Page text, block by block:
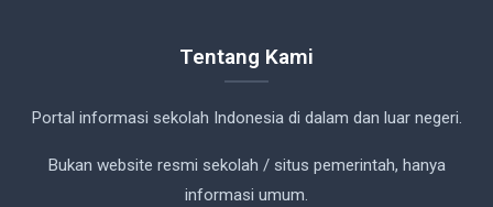
Tentang Kami
Portal informasi sekolah Indonesia di dalam dan luar negeri.
Bukan website resmi sekolah / situs pemerintah, hanya
informasi umum.